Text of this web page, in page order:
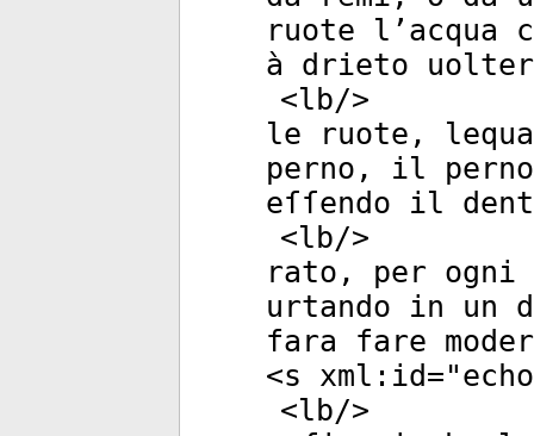
ruote l’acqua
à drieto
<lb/>
le ruote,
perno, il
eſſendo il
<lb/>
rato, per
urtando in un
fara fare
<s xml:id="
<lb/>